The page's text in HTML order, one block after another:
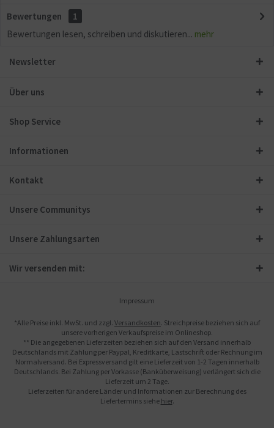
Bewertungen
1
Bewertungen lesen, schreiben und diskutieren... mehr
Newsletter
Über uns
Shop Service
Informationen
Kontakt
Unsere Communitys
Unsere Zahlungsarten
Wir versenden mit:
Impressum
*Alle Preise inkl. MwSt. und zzgl. Versandkosten. Streichpreise beziehen sich auf
unsere vorherigen Verkaufspreise im Onlineshop.
** Die angegebenen Lieferzeiten beziehen sich auf den Versand innerhalb
Deutschlands mit Zahlung per Paypal, Kreditkarte, Lastschrift oder Rechnung im
Normalversand. Bei Expressversand gilt eine Lieferzeit von 1-2 Tagen innerhalb
Deutschlands. Bei Zahlung per Vorkasse (Banküberweisung) verlängert sich die
Lieferzeit um 2 Tage.
Lieferzeiten für andere Länder und Informationen zur Berechnung des
Liefertermins siehe hier.